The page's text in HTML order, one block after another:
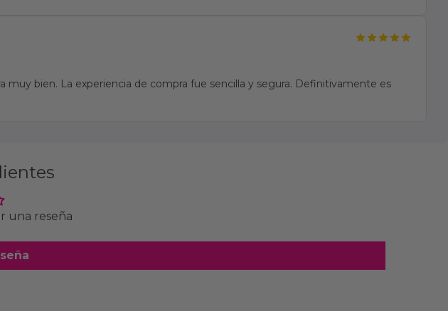
bien. La experiencia de compra fue sencilla y segura. Definitivamente es
una reseña